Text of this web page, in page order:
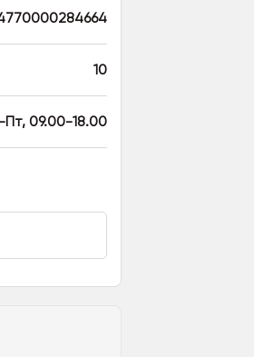
10
09.00-18.00